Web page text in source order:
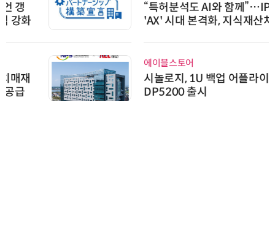
“특허분석도 AI와 함께”…IP산업
'AX' 시대 본격화, 지식재산처 1호
AI IP데이터분석사 탄생
에이블스토어
시놀로지, 1U 백업 어플라이언스
DP5200 출시